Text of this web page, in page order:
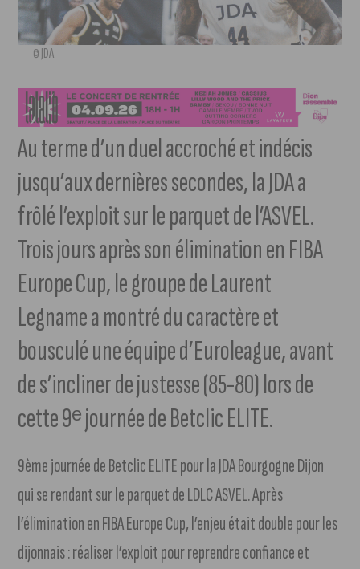
© JDA
Au terme d’un duel accroché et indécis
jusqu’aux dernières secondes, la JDA a
frôlé l’exploit sur le parquet de l’ASVEL.
Trois jours après son élimination en FIBA
Europe Cup, le groupe de Laurent
Legname a montré du caractère et
bousculé une équipe d’Euroleague, avant
de s’incliner de justesse (85-80) lors de
cette 9ᵉ journée de Betclic ELITE.
9ème journée de Betclic ELITE pour la JDA Bourgogne Dijon
qui se rendant sur le parquet de LDLC ASVEL. Après
l’élimination en FIBA Europe Cup, l’enjeu était double pour les
dijonnais : réaliser l’exploit pour reprendre confiance et